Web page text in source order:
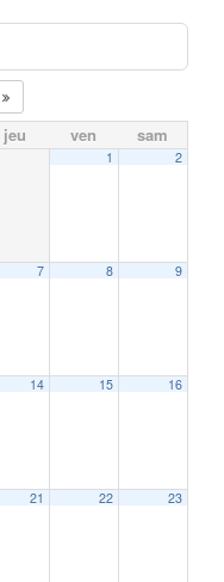
jeu ven sam
1 2
7 8 9
14 15 16
21 22 23